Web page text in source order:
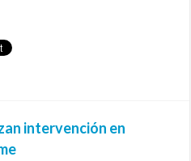
intervención en